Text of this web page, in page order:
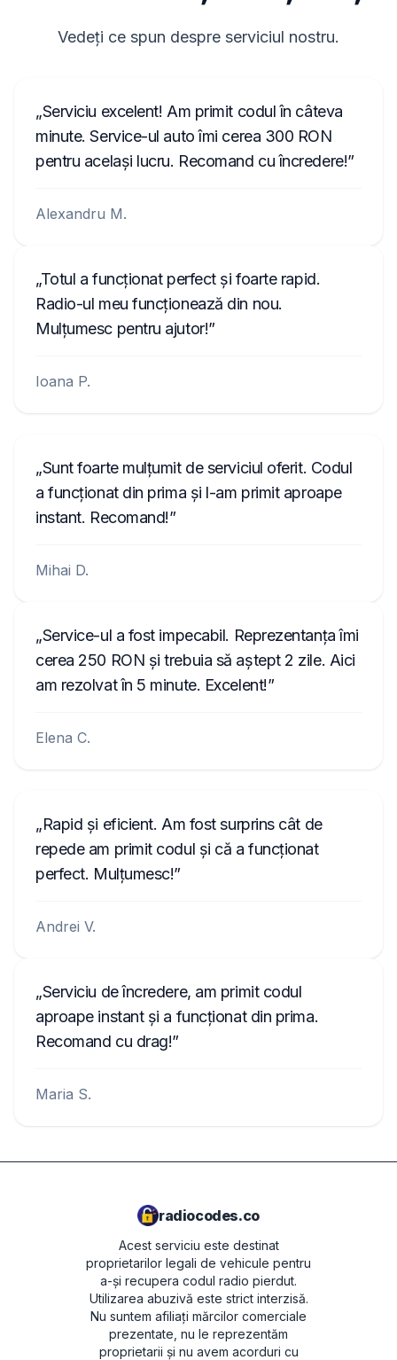
8200057681TJ823
A2C1458550300001501
C70000001234
Vedeți ce spun despre serviciul nostru.
Serviciu excelent! Am primit codul în câteva
minute. Service-ul auto îmi cerea 300 RON
pentru același lucru. Recomand cu încredere!
Alexandru M.
Totul a funcționat perfect și foarte rapid.
Radio-ul meu funcționează din nou.
Mulțumesc pentru ajutor!
Ioana P.
Sunt foarte mulțumit de serviciul oferit. Codul
a funcționat din prima și l-am primit aproape
instant. Recomand!
Mihai D.
Service-ul a fost impecabil. Reprezentanța îmi
cerea 250 RON și trebuia să aștept 2 zile. Aici
am rezolvat în 5 minute. Excelent!
Elena C.
Rapid și eficient. Am fost surprins cât de
repede am primit codul și că a funcționat
perfect. Mulțumesc!
Andrei V.
Serviciu de încredere, am primit codul
aproape instant și a funcționat din prima.
Recomand cu drag!
Maria S.
radiocodes.co
Acest serviciu este destinat
proprietarilor legali de vehicule pentru
a-și recupera codul radio pierdut.
Utilizarea abuzivă este strict interzisă.
Nu suntem afiliați mărcilor comerciale
prezentate, nu le reprezentăm
proprietarii și nu avem acorduri cu